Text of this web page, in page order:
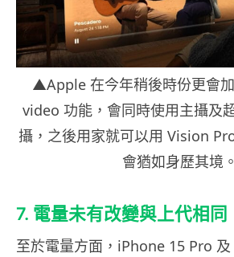
▲Apple 在今年稍後時份更會
video 功能，會同時使用主攝及
攝，之後用家就可以用 Vision
會猶如身歷其境。
7. 電量未有改變與上代相同
至於電量方面，iPhone 15 Pro